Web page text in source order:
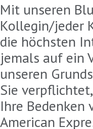
Mit unseren
Kollegin/jeder
die höchsten
jemals auf ein
unseren
Sie
Ihre Bedenken
American